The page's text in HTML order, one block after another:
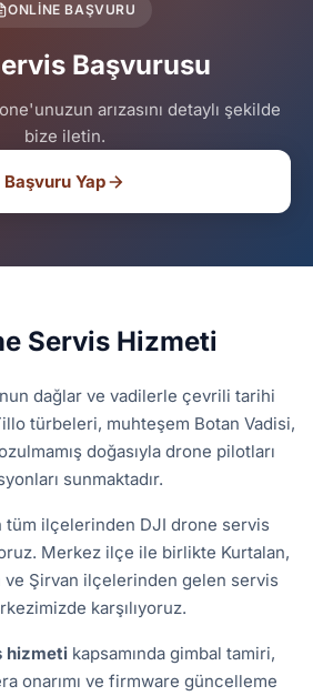
ONLINE BAŞVURU
Başvurusu
arızasını detaylı şekilde
bize iletin.
Başvuru Yap
Servis Hizmeti
dağlar ve vadilerle çevrili tarihi
türbeleri, muhteşem Botan Vadisi,
doğasıyla drone pilotları
sunmaktadır.
tüm ilçelerinden DJI drone servis
Merkez ilçe ile birlikte Kurtalan,
ve Şirvan ilçelerinden gelen servis
karşılıyoruz.
hizmeti kapsamında gimbal tamiri,
onarımı ve firmware güncelleme